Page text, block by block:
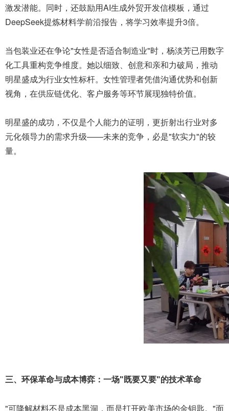
激发潜能。同时，还鼓励用AI生成外贸开发信模板，通过
DeepSeek提炼材料学前沿报告，将学习效率提升3倍。
当包装业还在争论"女性是否适合制造业"时，杨淡芳已用数字
化工具重构竞争维度。她以细致、创意和亲和力破局，推动
明星盛成为行业女性标杆。女性管理者凭借沟通优势和创新
视角，在供应链优化、客户服务等环节展现独特价值。
明星盛的成功，不仅是个人能力的证明，更折射出行业对多
元化领导力的需求升级——未来的竞争，必是"软实力"的较
量。
三、环保革命与成本博弈：一场"既要又要"的技术革命
"可降解材料不是成本黑洞，而是打开欧美市场的金钥匙。"面